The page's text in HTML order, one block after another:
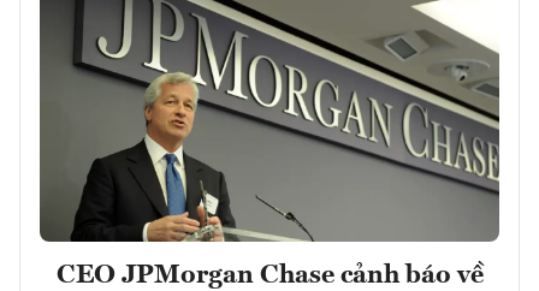
CEO JPMorgan Chase cảnh báo về